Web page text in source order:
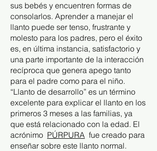
sus bebés y encuentren formas de
consolarlos. Aprender a manejar el
llanto puede ser tenso, frustrante y
molesto para los padres, pero el éxito
es, en última instancia, satisfactorio y
una parte importante de la interacción
recíproca que genera apego tanto
para el padre como para el niño.
“Llanto de desarrollo” es un término
excelente para explicar el llanto en los
primeros 3 meses a las familias, ya
que está relacionado con la edad. El
acrónimo PÚRPURA fue creado para
enseñar sobre este llanto normal.